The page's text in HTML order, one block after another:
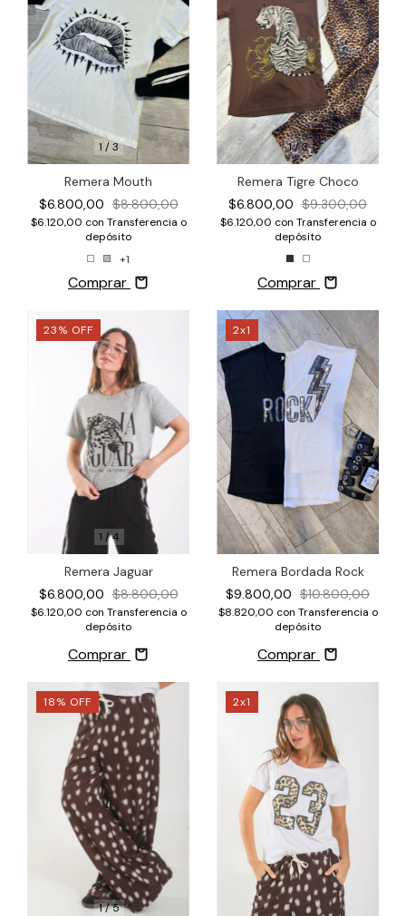
1 /3
Remera Mouth
$6.800,00 $8.800,00
$6.120,00 con Transferencia o
depósito
+1
Comprar
1/3
Remera Tigre Choco
$6.800,00 $9.300,00
$6.120,00 con Transferencia o
depósito
Comprar
1 /4
23% OFF
Remera Jaguar
$6.800,00 $8.800,00
$6.120,00 con Transferencia o
depósito
Comprar
2x1
Remera Bordada Rock
$9.800,00 $10.800,00
$8.820,00 con Transferencia o
depósito
Comprar
1/5
18% OFF 2x1